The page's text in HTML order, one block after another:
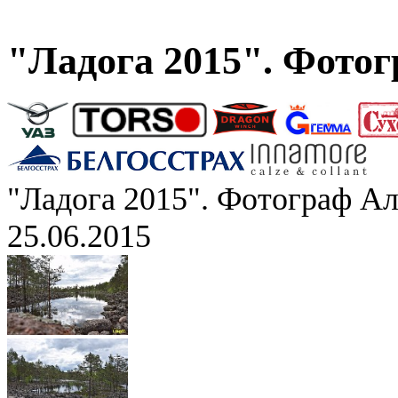
"Ладога 2015".
"Ладога 2015". Фотограф
25.06.2015